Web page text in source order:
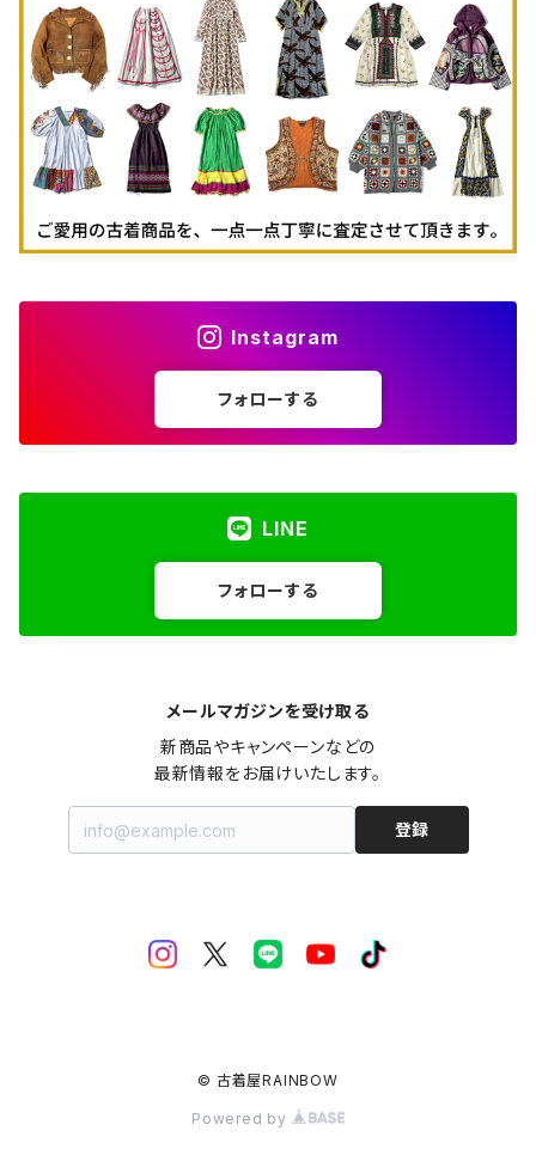
古着パーカー
古着タンクトップ
Instagram
フォローする
LINE
フォローする
メールマガジンを受け取る
新商品やキャンペーンなどの
最新情報をお届けいたします。
登録
© 古着屋RAINBOW
Powered by